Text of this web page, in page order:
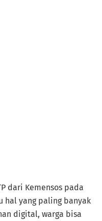
dari Kemensos pada
hal yang paling banyak
digital, warga bisa